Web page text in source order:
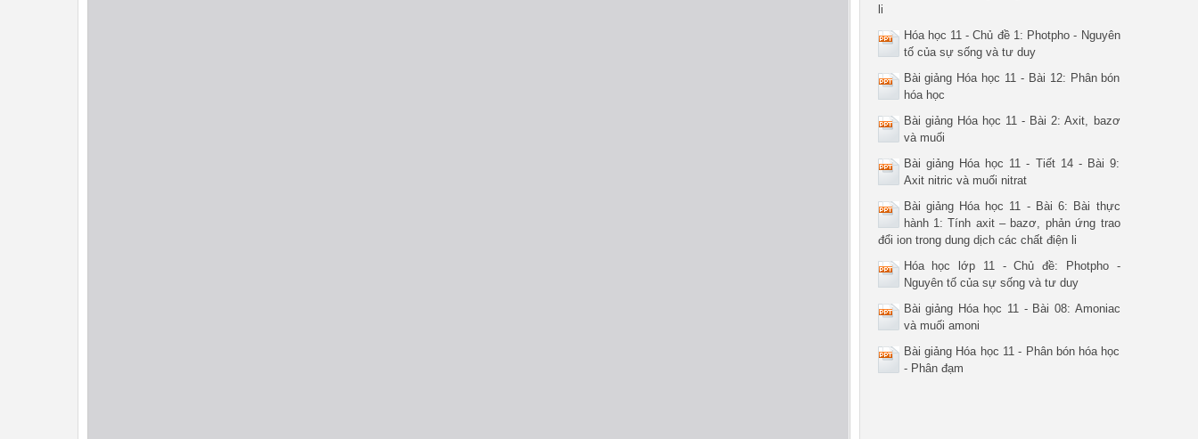
li
Hóa học 11 - Chủ đề 1: Photpho - Nguyên
tố của sự sống và tư duy
Bài giảng Hóa học 11 - Bài 12: Phân bón
hóa học
Bài giảng Hóa học 11 - Bài 2: Axit, bazơ
và muối
Bài giảng Hóa học 11 - Tiết 14 - Bài 9:
Axit nitric và muối nitrat
Bài giảng Hóa học 11 - Bài 6: Bài thực
hành 1: Tính axit – bazơ, phản ứng trao
đổi ion trong dung dịch các chất điện li
Hóa học lớp 11 - Chủ đề: Photpho -
Nguyên tố của sự sống và tư duy
Bài giảng Hóa học 11 - Bài 08: Amoniac
và muối amoni
Bài giảng Hóa học 11 - Phân bón hóa học
- Phân đạm